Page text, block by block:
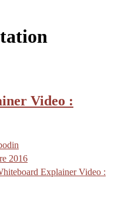
Video :
2016
Explainer Video :